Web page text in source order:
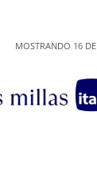
MOSTRANDO 16DE